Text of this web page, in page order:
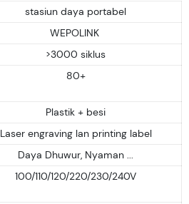
stasiun daya portabel
WEPOLINK
>3000 siklus
80+
Plastik + besi
Laser engraving lan printing label
Daya Dhuwur, Nyaman ...
100/110/120/220/230/240V